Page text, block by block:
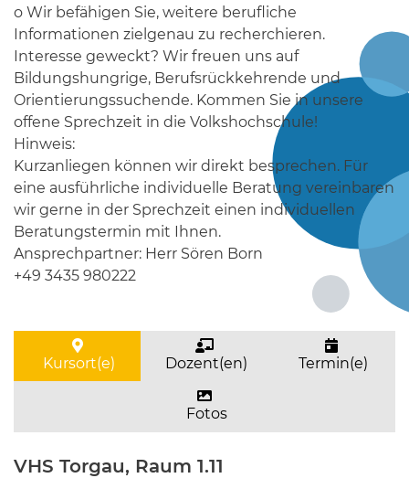
o Wir befähigen Sie, weitere berufliche
Informationen zielgenau zu recherchieren.
Interesse geweckt? Wir freuen uns auf
Bildungshungrige, Berufsrückkehrende und
Orientierungssuchende. Kommen Sie in unsere
offene Sprechzeit in die Volkshochschule!
Hinweis:
Kurzanliegen können wir direkt besprechen. Für
eine ausführliche individuelle Beratung vereinbaren
wir gerne in der Sprechzeit einen individuellen
Beratungstermin mit Ihnen.
Ansprechpartner: Herr Sören Born
+49 3435 980222
Kursort(e) Dozent(en) Termin(e)
Fotos
VHS Torgau, Raum 1.11